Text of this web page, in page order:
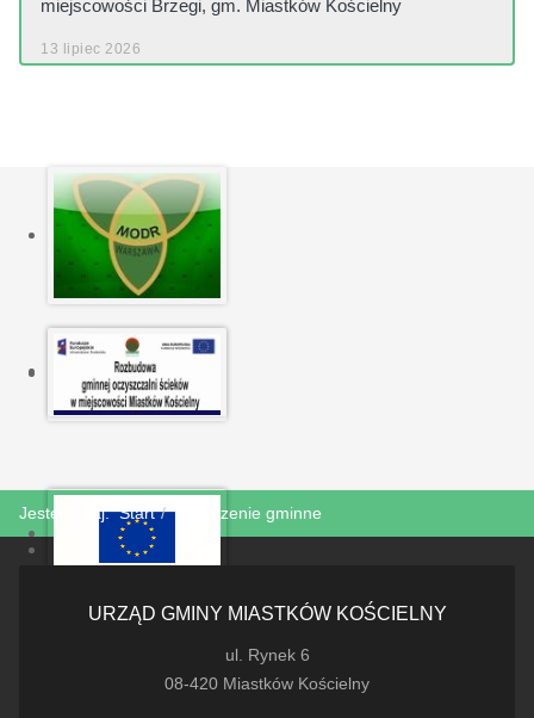
miejscowości Brzegi, gm. Miastków Kościelny
13 lipiec 2026
Jesteś tutaj:Start Ogłoszenie gminne
URZĄD GMINY MIASTKÓW KOŚCIELNY
ul. Rynek 6
08-420 Miastków Kościelny